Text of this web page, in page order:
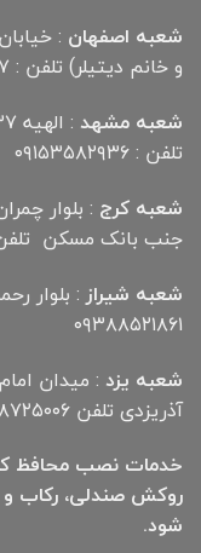
شعبه اصفهان
و خانم دیتیلر) تلفن : ۰۹۱۳۵۴۷۷۷۹۷
شعبه مشهد
تلفن : ۰۹۱۵۳۵۸۲۹۳۶
شعبه کرج
جنب بانک مسکن تلفن
شعبه شیراز
۰۹۳۸۸۵۲۱۸۶۱
شعبه یزد : میدان
آذریزدی تلفن ۰۹۱۲۸۷۲۵۰۰۶
خدمات نصب محافظ
روکش صندلی، رکاب
شود.